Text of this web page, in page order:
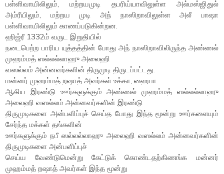
பள்ளிவாயிலிலும், மற்றயமுடி தபரிய்யாவிலுள்ள அல்மஸ்ஜிதுல்
அம்ரீயிலும், மற்றய முடி அந் நாஸிறாவிலுள்ள அலீ பாஷா
பள்ளிவாயிலிலும் காணப்படுகின்றன.
ஹிஜ்ரீ 1332ம் வருட இறுதியில்
நடைபெற்ற பாரிய யுத்தத்தின் போது அந் நாஸிறாவிலிருந்த அண்ணல்
முஹம்மத் ஸல்லல்லாஹு அலைஹி
வஸல்லம் அன்னவர்களின் திருமுடி திருடப்பட்டது.
மன்னர் முஹம்மத் றஷாத் அவர்கள் உக்கா, ஹைபா
ஆகிய இரண்டு ஊர்களுக்கும் அண்ணல் முஹம்மத் ஸல்லல்லாஹு
அலைஹி வஸல்லம் அன்னவர்களின் இரண்டு
திருமுடிகளை அன்பளிப்புச் செய்த போது இந்த மூன்று ஊர்களையும்
சேர்ந்த மக்கள் தங்களின்
ஊர்களுக்கும் நபீ ஸல்லல்லாஹு அலைஹி வஸல்லம் அன்னவர்களின்
திருமுடிகளை அன்பளிப்புச்
செய்ய வேண்டுமென்று கேட்டுக் கொண்டதற்கிணங்க மன்னர்
முஹம்மத் றஷாத் அவர்கள் இந்த மூன்று